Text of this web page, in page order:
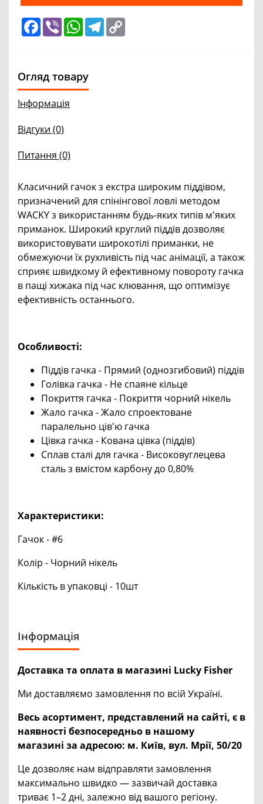
Facebook
Viber WhatsApp
Telegram
Огляд товару
Інформація
Відгуки (0)
Питання (0)
Класичний гачок з екстра широким піддівом,
призначений для спінінгової ловлі методом
WACKY з використанням будь-яких типів м'яких
приманок. Широкий круглий піддів дозволяє
використовувати широкотілі приманки, не
обмежуючи їх рухливість під час анімації, а також
сприяє швидкому й ефективному повороту гачка
в пащі хижака під час клювання, що оптимізує
ефективність останнього.
Особливості:
Піддів гачка - Прямий (однозгибовий) піддів
Голівка гачка - Не спаяне кільце
Покриття гачка - Покриття чорний нікель
Жало гачка - Жало спроектоване
паралельно ців'ю гачка
Цівка гачка - Кована цівка (піддів)
Сплав сталі для гачка - Високовуглецева
сталь з вмістом карбону до 0,80%
Характеристики:
Гачок - #6
Колір - Чорний нікель
Кількість в упаковці - 10шт
Інформація
Доставка та оплата в магазині Lucky Fisher
Ми доставляємо замовлення по всій Україні.
Весь асортимент, представлений на сайті, є в
наявності безпосередньо в нашому
магазині за адресою: м. Київ, вул. Мрії, 50/20
Це дозволяє нам відправляти замовлення
максимально швидко — зазвичай доставка
триває 1–2 дні, залежно від вашого регіону.